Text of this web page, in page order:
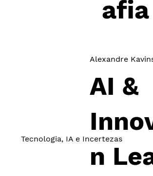
afia
Tecnologia, IA e Incertezas
Alexandre
AI &
n